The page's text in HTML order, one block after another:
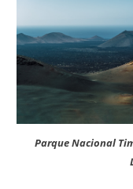
Parque Nacional